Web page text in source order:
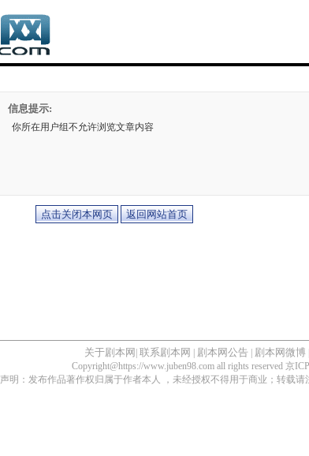
信息提示:
你所在用户组不允许浏览文章内容
关于剧本网 联系剧本网 剧本网公告 剧本网微博
Copyright@https://www.juben98.com all rights reserved 京
声明：发布作品著作权归属于作者本人 ，未经授权不得用于商业；转载请